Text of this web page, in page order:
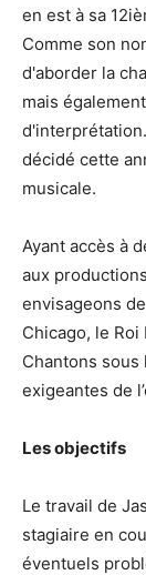
en est à sa
Comme son
d'aborder la
mais
décidé cette
musicale.
Ayant accès à
aux
envisageons
Chicago, le
Chantons
exigeantes de
Les objectifs
Le travail de
stagiaire en
éventuels